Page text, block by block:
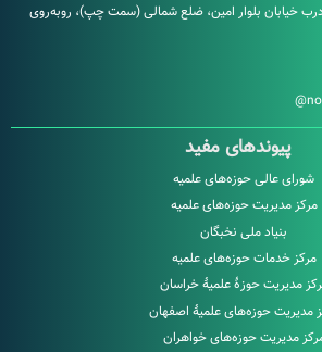
امین، ضلع شمالی (سمت چپ)، روبه‌روی
مفید
حوزه‌های علمیه
حوزه‌های علمیه
ملی نخبگان
حوزه‌های علمیه
حوزۀ علمیۀ خراسان
علمیۀ اصفهان
حوزه‌های خواهران